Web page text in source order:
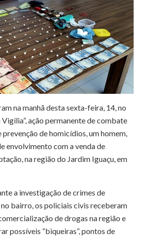
na manhã desta sexta-feira, 14, no
ação permanente de combate
de homicídios, um homem,
envolvimento com a venda de
na região do Jardim Iguaçu, em
a investigação de crimes de
bairro, os policiais civis receberam
de drogas na região e
possíveis “biqueiras”, pontos de